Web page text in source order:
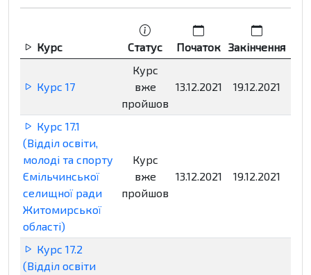
Курс Статус Початок Закінчення
Курс 17
Курс
вже
пройшов
13.12.2021 19.12.2021
Курс 17.1
(Відділ освіти,
молоді та спорту
Ємільчинської
селищної ради
Житомирської
області)
Курс
вже
пройшов
13.12.2021 19.12.2021
Курс 17.2
(Відділ освіти